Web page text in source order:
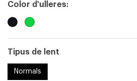
Color d'ulleres:
Tipus de lent
Normals